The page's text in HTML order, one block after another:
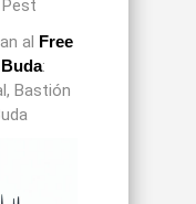
al Free
:
Bastión